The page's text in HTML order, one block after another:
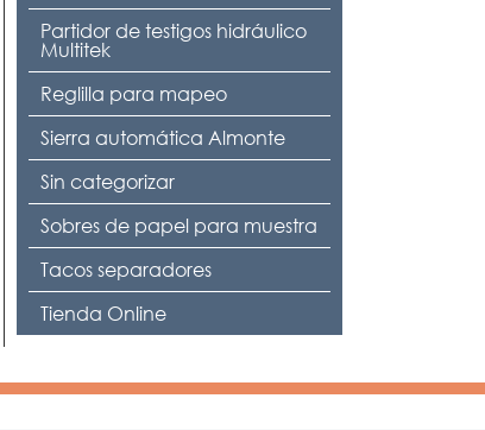
Partidor de testigos hidráulico
Multitek
Reglilla para mapeo
Sierra automática Almonte
Sin categorizar
Sobres de papel para muestra
Tacos separadores
Tienda Online